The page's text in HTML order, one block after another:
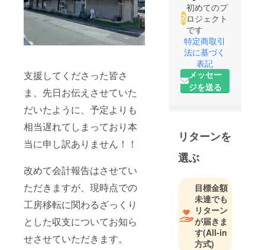
支援してくださった皆さ
ま、先日お伝えさせていた
だいたように、予定よりも
相当遅れてしまっており本
当に申し訳ありません！！
改めて会計報告はさせてい
ただきますが、現時点での
工房移転に関わるざっくり
とした収支についてお知ら
せさせていただきます。
初めてのプ
ロジェクト
です
特定商取引
法に基づく
表記
メッセー
ジを送る
リターンを
選ぶ
目標金額
未達でも
リターン
が届きま
す(All-in
方式)